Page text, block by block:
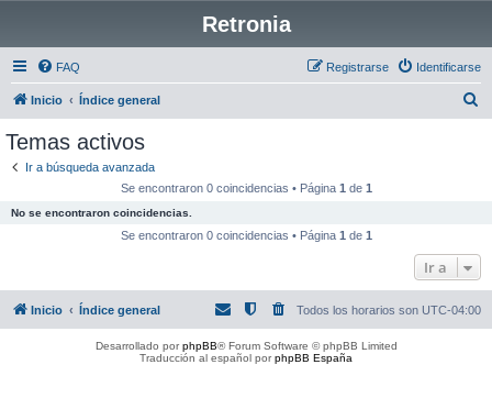
Retronia
FAQ Identificarse
Registrarse
Inicio Índice general
Temas activos
Ir a búsqueda avanzada
Se encontraron 0 coincidencias • Página 1 de 1
No se encontraron coincidencias.
Se encontraron 0 coincidencias • Página 1 de 1
Ir a
Inicio Índice general Todos los horarios son UTC-04:00
Desarrollado porphpBB® Forum Software © phpBB Limited
Traducción al español porphpBB España